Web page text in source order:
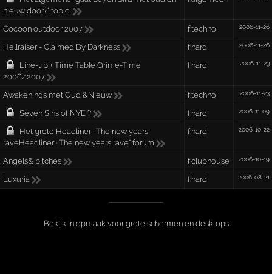
nieuw door?" topic!
Cocoon outdoor 2007 f:techno 2006-11-26
Hellraiser - Claimed By Darkness f:hard 2006-11-26
Line-up + Time Table Qrime-Time
2006/2007
f:hard 2006-11-23
Awakenings met Oud &Nieuw f:techno 2006-11-23
Seven Sins of NYE ? f:hard 2006-11-09
Het grote Headliner · The new years
raveHeadliner · The new years rave" forum
f:hard 2006-10-22
Angels& bitches f:clubhouse 2006-10-19
Luxuria f:hard 2006-08-21
Bekijk in opmaak voor grote schermen en desktops